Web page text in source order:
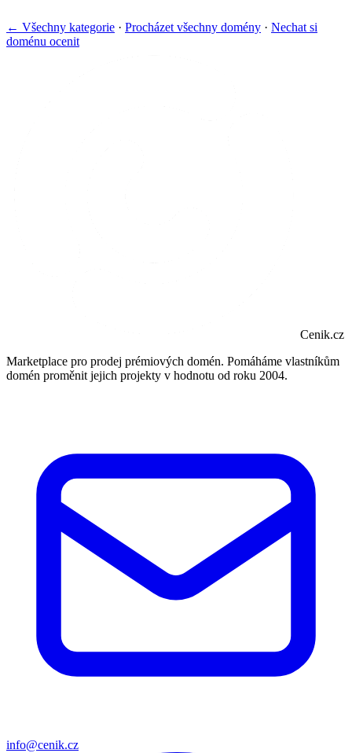
← Všechny kategorie · Procházet všechny domény · Nechat si
doménu ocenit
Cenik.cz
Marketplace pro prodej prémiových domén. Pomáháme vlastníkům
domén proměnit jejich projekty v hodnotu od roku 2004.
info@cenik.cz